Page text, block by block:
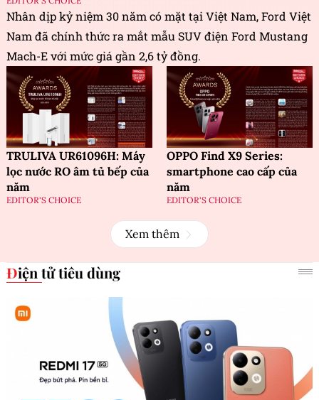
Nhân dịp kỷ niệm 30 năm có mặt tại Việt Nam, Ford Việt
Nam đã chính thức ra mắt mẫu SUV điện Ford Mustang
Mach-E với mức giá gần 2,6 tỷ đồng.
TRULIVA UR61096H: Máy
lọc nước RO âm tủ bếp của
năm
EDITOR'S CHOICE
OPPO Find X9 Series:
smartphone cao cấp của
năm
EDITOR'S CHOICE
Xem thêm
Điện tử tiêu dùng